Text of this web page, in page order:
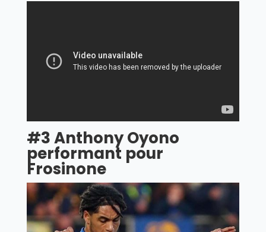
#3 Anthony Oyono
performant pour
Frosinone